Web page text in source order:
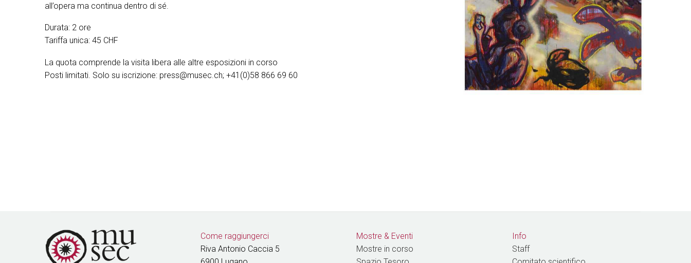
all’opera ma continua dentro di sé.
Durata: 2 ore
Tariffa unica: 45 CHF
La quota comprende la visita libera alle altre esposizioni in corso
Posti limitati. Solo su iscrizione: press@musec.ch; +41(0)58 866 69 60
Come raggiungerci
Riva Antonio Caccia 5
Mostre & Eventi
Mostre in corso
Info
Staff